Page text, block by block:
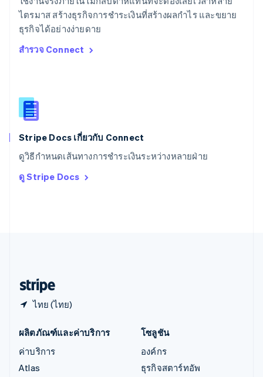
ไตรมาส สร้างธุรกิจการชำระเงินที่สร้างผลกำไร และขยาย
ธุรกิจได้อย่างง่ายดาย
สำรวจ Connect
Stripe Docs เกี่ยวกับ Connect
ดูวิธีกำหนดเส้นทางการชำระเงินระหว่างหลายฝ่าย
ดู Stripe Docs
ไทย (ไทย)
EnglishEspañol简体中文
สหรัฐอาหรับเอมิเรตส์
สหราชอาณาจักร
สิงคโปร์
English
ออสเตรเลีย
English
DeutschEnglish
ItalianoEnglish
ผลิตภัณฑ์และค่าบริการ
ค่าบริการ
Atlas
โซลูชัน
องค์กร
ธุรกิจสตาร์ทอัพ